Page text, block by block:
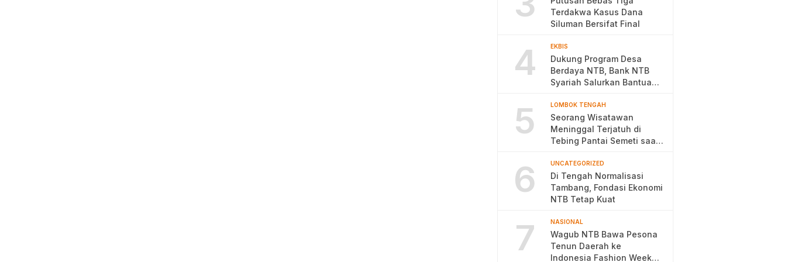
Terdakwa Kasus Dana
Siluman Bersifat Final
4 EKBIS
Dukung Program Desa
Berdaya NTB, Bank NTB
Syariah Salurkan Bantuan
5 LOMBOK TENGAH
Seorang Wisatawan
Meninggal Terjatuh di
Tebing Pantai Semeti saat
6 UNCATEGORIZED
Di Tengah Normalisasi
Tambang, Fondasi Ekonomi
NTB Tetap Kuat
7 NASIONAL
Wagub NTB Bawa Pesona
Tenun Daerah ke
Indonesia Fashion Week